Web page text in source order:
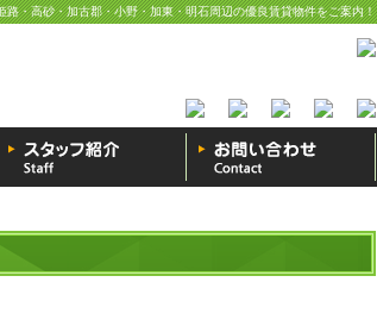
・高砂・加古郡・小野・加東・明石周辺の優良賃貸物件をご案内！